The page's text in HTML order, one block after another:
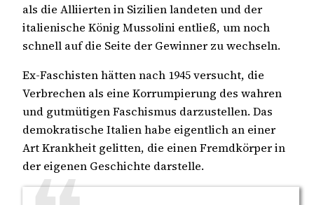
als die Alliierten in Sizilien landeten und der
italienische König Mussolini entließ, um noch
schnell auf die Seite der Gewinner zu wechseln.
Ex-Faschisten hätten nach 1945 versucht, die
Verbrechen als eine Korrumpierung des wahren
und gutmütigen Faschismus darzustellen. Das
demokratische Italien habe eigentlich an einer
Art Krankheit gelitten, die einen Fremdkörper in
der eigenen Geschichte darstelle.